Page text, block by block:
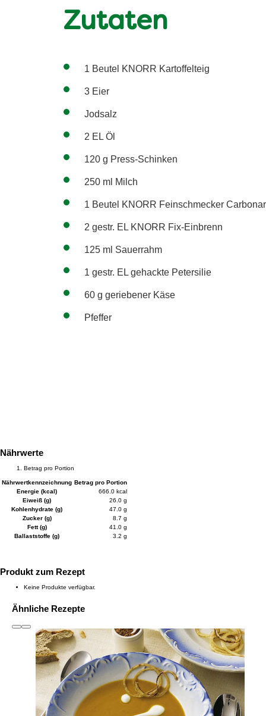
Zutaten
1 Beutel KNORR Kartoffelteig
3 Eier
Jodsalz
2 EL Öl
120 g Press-Schinken
250 ml Milch
1 Beutel KNORR Feinschmecker
2 gestr. EL KNORR Fix-Einbrenn
125 ml Sauerrahm
1 gestr. EL gehackte Petersilie
60 g geriebener Käse
Pfeffer
Nährwerte
Betrag pro Portion
Nährwertkennzeichnung Betrag pro Portion
Energie (kcal)
666.0 kcal
Eiweiß (g)
26.0 g
Kohlenhydrate (g)
47.0 g
Zucker (g)
8.7 g
Fett (g)
41.0 g
Ballaststoffe (g)
3.2 g
Produkt zum Rezept
Keine Produkte verfügbar.
Ähnliche Rezepte
1 to 3of 6